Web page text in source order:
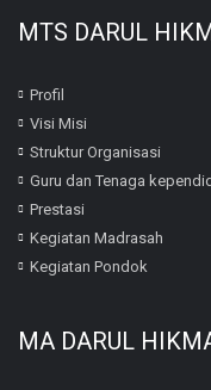
MTS DARUL
Profil
Visi Misi
Struktur Organisasi
Guru dan Tenaga
Prestasi
Kegiatan Madrasah
Kegiatan Pondok
MA DARUL